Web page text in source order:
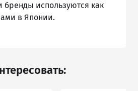
бренды используются как
в Японии.